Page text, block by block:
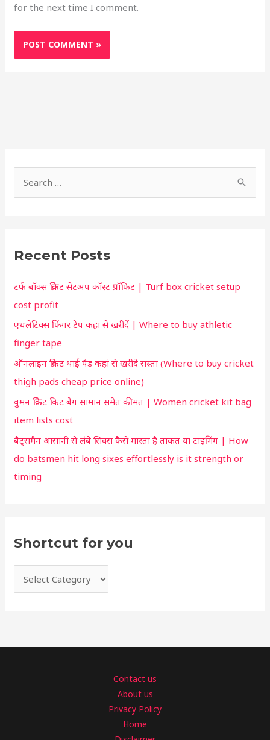
for the next time I comment.
c
f
o
r
:
Recent Posts
टर्फ बॉक्स क्रिकेट सेटअप कॉस्ट प्रॉफिट | Turf box cricket setup
cost profit
एथलेटिक्स फिंगर टेप कहां से खरीदें | Where to buy athletic
finger tape
ऑनलाइन क्रिकेट थाई पैड कहां से खरीदे सस्ता (Where to buy cricket
thigh pads cheap price online)
वुमन क्रिकेट किट बैग सामान समेत कीमत | Women cricket kit bag
item lists cost
बैट्समैन आसानी से लंबे सिक्स कैसे मारता है ताकत या टाइमिंग | How
do batsmen hit long sixes effortlessly is it strength or
timing
Shortcut for you
t
f
o
r
Contact us
About us
Privacy Policy
Home